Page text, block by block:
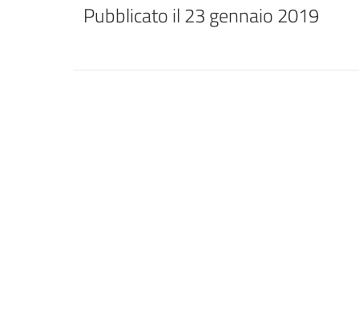
Pubblicato il 23 gennaio 2019